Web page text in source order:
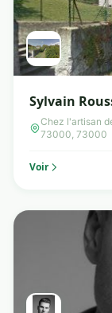
Sylvain
Barberaz
Chez l'artisan
73000, 73000
Voir